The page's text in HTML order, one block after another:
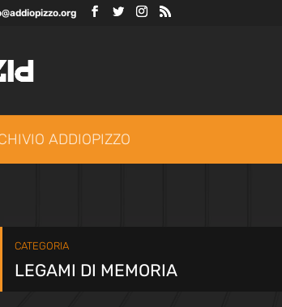
ADDIOPIZZO
CATEGORIA
LEGAMI DI MEMORIA